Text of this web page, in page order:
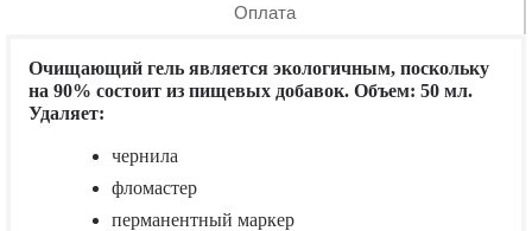
Оплата
Очищающий гель является экологичным, поскольку
на 90% состоит из пищевых добавок. Объем: 50 мл.
Удаляет:
чернила
фломастер
перманентный маркер